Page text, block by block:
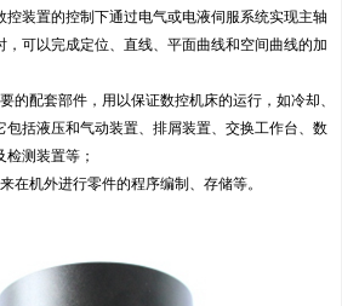
控装置的控制下通过电气或电液伺服系统实现主轴
可以完成定位、直线、平面曲线和空间曲线的加
的配套部件，用以保证数控机床的运行，如冷却、
包括液压和气动装置、排屑装置、交换工作台、数
测装置等；
在机外进行零件的程序编制、存储等。